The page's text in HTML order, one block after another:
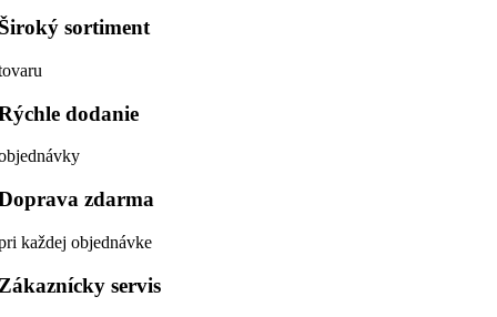
sortiment
dodanie
zdarma
každej objednávke
servis